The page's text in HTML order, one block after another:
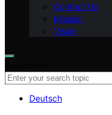
Contact Us
Mission
Vision
Deutsch